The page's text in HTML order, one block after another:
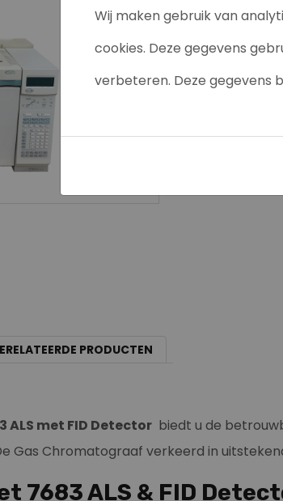
Wij maken gebruik van
cookies. Deze gegevens
verbeteren. Deze gegevens
PRODUCTEN
met FID Detector biedt u de
Gas Chromatograaf verkeerd in
7683 ALS & FID